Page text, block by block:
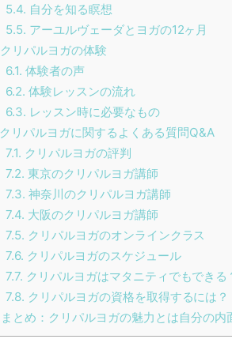
5.4. 自分を知る瞑想
5.5. アーユルヴェーダとヨガの12ヶ月
クリパルヨガの体験
6.1. 体験者の声
6.2. 体験レッスンの流れ
6.3. レッスン時に必要なもの
クリパルヨガに関するよくある質問Q&A
7.1. クリパルヨガの評判
7.2. 東京のクリパルヨガ講師
7.3. 神奈川のクリパルヨガ講師
7.4. 大阪のクリパルヨガ講師
7.5. クリパルヨガのオンラインクラス
7.6. クリパルヨガのスケジュール
7.7. クリパルヨガはマタニティでもできる
7.8. クリパルヨガの資格を取得するには？
まとめ：クリパルヨガの魅力とは自分の内